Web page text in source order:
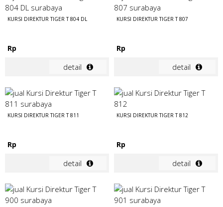
KURSI DIREKTUR TIGER T 804 DL
Rp
detail
KURSI DIREKTUR TIGER T 807
Rp
detail
KURSI DIREKTUR TIGER T 811
Rp
detail
KURSI DIREKTUR TIGER T 812
Rp
detail